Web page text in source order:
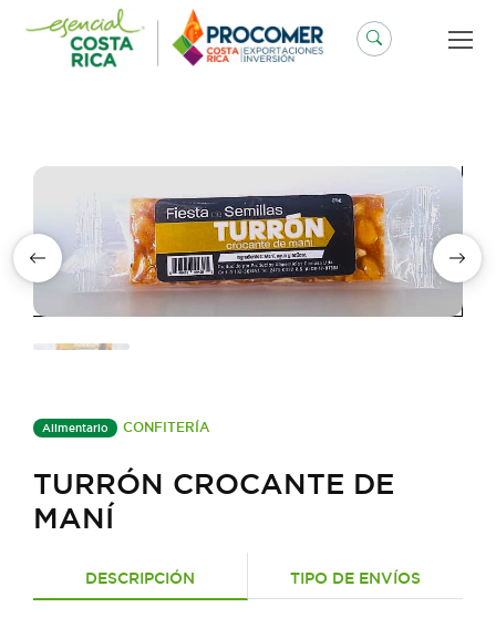
contenido
Alimentario CONFITERÍA
TURRÓN CROCANTE DE
MANÍ
DESCRIPCIÓN TIPO DE ENVÍOS